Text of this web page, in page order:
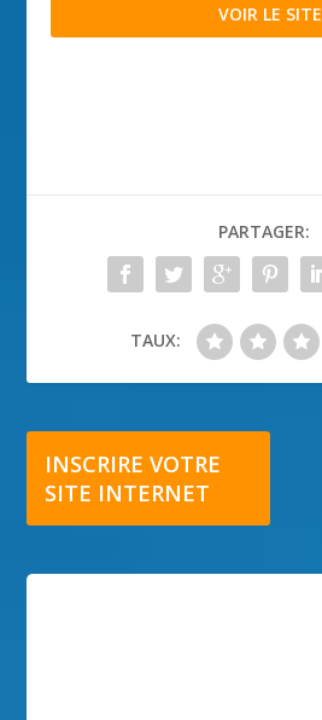
VOIR LE SITE
PARTAGER:
TAUX:
INSCRIRE VOTRE
SITE INTERNET